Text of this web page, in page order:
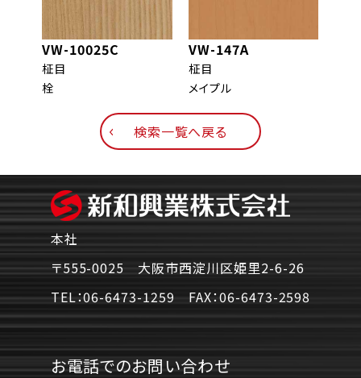
VW-10025C
柾目
栓
VW-147A
柾目
メイプル
検索一覧へ戻る
本社
〒555-0025 大阪市西淀川区姫里2-6-26
TEL：06-6473-1259 FAX：06-6473-2598
お電話でのお問い合わせ